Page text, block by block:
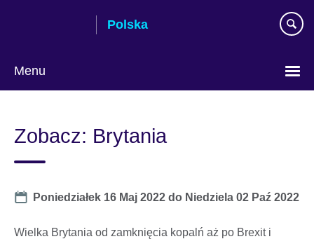
Polska
Menu
Zobacz: Brytania
Date
Poniedziałek 16 Maj 2022 do Niedziela 02 Paź 2022
Wielka Brytania od zamknięcia kopalń aż po Brexit i